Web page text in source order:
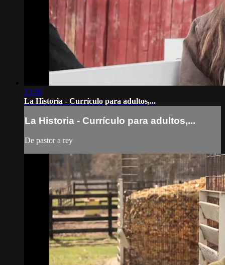
13:36
La Historia - Currículo para adultos,...
La Historia - Currículo para adultos,...
De pastor a rey